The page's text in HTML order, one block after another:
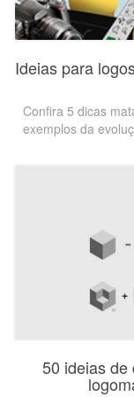
Ideias para
Confira 5 dicas
exemplos da
50 ideias de